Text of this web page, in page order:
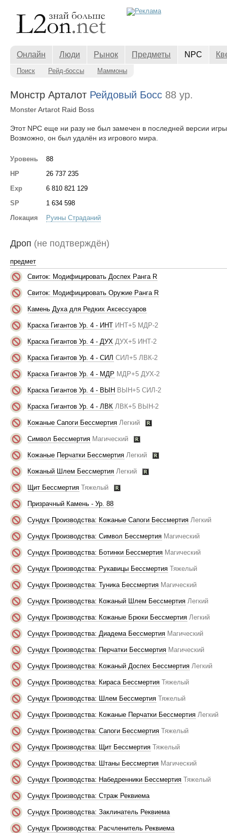
Онлайн Люди Рынок Предметы NPC
Поиск Рейд-боссы Маммоны
Монстр Арталот Рейдовый Босс 88 ур.
Monster Artarot Raid Boss
Этот NPC еще ни разу не был замечен в последней версии
Возможно, он был удалён из игрового мира.
Уровень
88
HP
26 737 235
Exp
6 810 821 129
SP
1 634 598
Локация
Руины Страданий
Дроп (не подтверждён)
предмет
Свиток: Модифицировать Доспех Ранга R
Свиток: Модифицировать Оружие Ранга R
Камень Духа для Редких Аксессуаров
Краска Гигантов Ур. 4 - ИНТ ИНТ+5 МДР-2
Краска Гигантов Ур. 4 - ДУХ ДУХ+5 ИНТ-2
Краска Гигантов Ур. 4 - СИЛ СИЛ+5 ЛВК-2
Краска Гигантов Ур. 4 - МДР МДР+5 ДУХ-2
Краска Гигантов Ур. 4 - ВЫН ВЫН+5 СИЛ-2
Краска Гигантов Ур. 4 - ЛВК ЛВК+5 ВЫН-2
Кожаные Сапоги Бессмертия Легкий
Символ Бессмертия Магический
Кожаные Перчатки Бессмертия Легкий
Кожаный Шлем Бессмертия Легкий
Щит Бессмертия Тяжелый
Призрачный Камень - Ур. 88
Сундук Производства: Кожаные Сапоги Бессмертия Легкий
Сундук Производства: Символ Бессмертия Магический
Сундук Производства: Ботинки Бессмертия Магический
Сундук Производства: Рукавицы Бессмертия Тяжелый
Сундук Производства: Туника Бессмертия Магический
Сундук Производства: Кожаный Шлем Бессмертия Легкий
Сундук Производства: Кожаные Брюки Бессмертия Легкий
Сундук Производства: Диадема Бессмертия Магический
Сундук Производства: Перчатки Бессмертия Магический
Сундук Производства: Кожаный Доспех Бессмертия Легкий
Сундук Производства: Кираса Бессмертия Тяжелый
Сундук Производства: Шлем Бессмертия Тяжелый
Сундук Производства: Кожаные Перчатки Бессмертия Легкий
Сундук Производства: Сапоги Бессмертия Тяжелый
Сундук Производства: Щит Бессмертия Тяжелый
Сундук Производства: Штаны Бессмертия Магический
Сундук Производства: Набедренники Бессмертия Тяжелый
Сундук Производства: Страж Реквиема
Сундук Производства: Заклинатель Реквиема
Сундук Производства: Расчленитель Реквиема